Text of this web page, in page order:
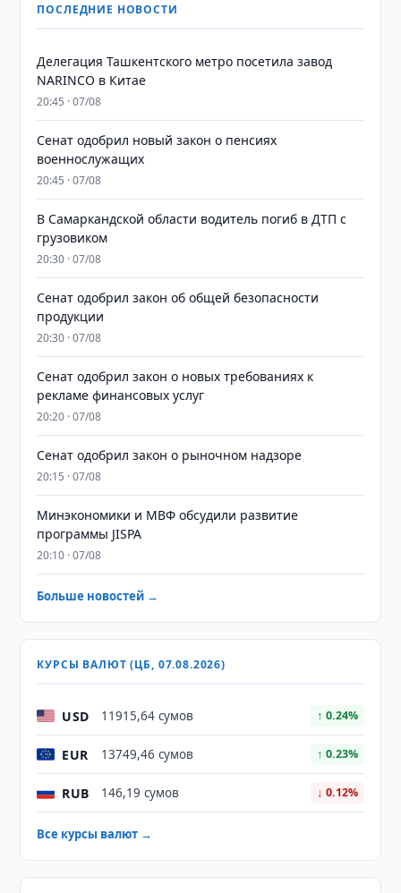
ПОСЛЕДНИЕ НОВОСТИ
Делегация Ташкентского метро посетила завод
NARINCO в Китае
20:45 · 07/08
Сенат одобрил новый закон о пенсиях
военнослужащих
20:45 · 07/08
В Самаркандской области водитель погиб в ДТП с
грузовиком
20:30 · 07/08
Сенат одобрил закон об общей безопасности
продукции
20:30 · 07/08
Сенат одобрил закон о новых требованиях к
рекламе финансовых услуг
20:20 · 07/08
Сенат одобрил закон о рыночном надзоре
20:15 · 07/08
Минэкономики и МВФ обсудили развитие
программы JISPA
20:10 · 07/08
Больше новостей →
КУРСЫ ВАЛЮТ (ЦБ, 07.08.2026)
USD 11915,64 сумов ↑ 0.24%
EUR 13749,46 сумов ↑ 0.23%
RUB 146,19 сумов ↓ 0.12%
Все курсы валют →